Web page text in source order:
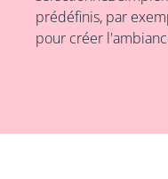
prédéfinis, par
pour créer